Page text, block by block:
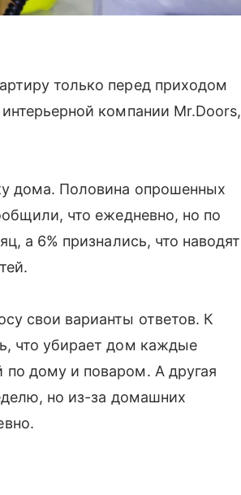
только перед приходом
компании Mr.Doors,
дома. Половина опрошенных
что ежедневно, но по
а 6% признались, что наводят
свои варианты ответов. К
что убирает дом каждые
дому и поваром. А другая
но из-за домашних